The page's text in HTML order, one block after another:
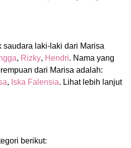
saudara laki-laki dari Marisa
, Rizky, Hendri. Nama yang
dari Marisa adalah:
, Iska Falensia. Lihat lebih lanjut
berikut: